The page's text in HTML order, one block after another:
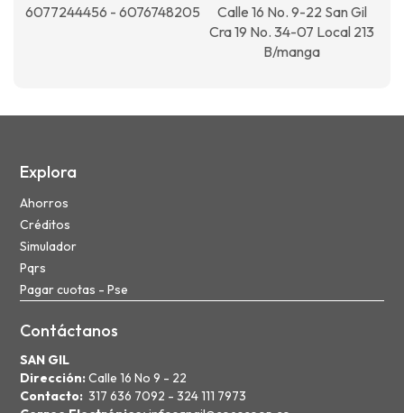
6077244456 - 6076748205
Calle 16 No. 9-22 San Gil
Cra 19 No. 34-07 Local 213
B/manga
Explora
Ahorros
Créditos
Simulador
Pqrs
Pagar cuotas - Pse
Contáctanos
SAN GIL
Dirección:Calle 16 No 9 - 22
Contacto: 317 636 7092 - 324 111 7973